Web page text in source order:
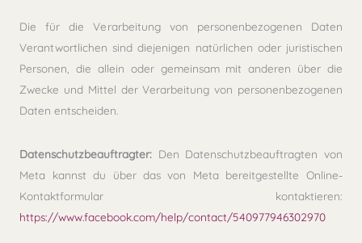
Die für die Verarbeitung von personenbezogenen Daten
Verantwortlichen sind diejenigen natürlichen oder juristischen
Personen, die allein oder gemeinsam mit anderen über die
Zwecke und Mittel der Verarbeitung von personenbezogenen
Daten entscheiden.
Datenschutzbeauftragter: Den Datenschutzbeauftragten von
Meta kannst du über das von Meta bereitgestellte Online-
Kontaktformular kontaktieren:
https://www.facebook.com/help/contact/540977946302970